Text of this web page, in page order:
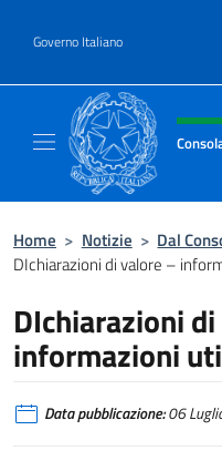
Governo Italiano
Intestazione
Home > Notizie > Dal
DIchiarazioni di valore –
DIchiarazioni
informazioni
Data pubblicazione:06